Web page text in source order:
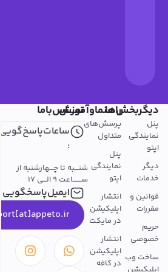
و
وب
راهنماوآموزش
پرسش‌های
متداول
نمایندگی
اپتو
انتشار
اپلیکیشن
در مایکت
انتشار
اپلیکیشن
در کافه
تمــــاس‌باما
ساعات‌پاسخ‌گویی
شنـــبه تا چـــهارشنبه از
ســـــــاعت 9 الـــی 17
ایمیل‌پاسخگویی
support[at]appeto.ir